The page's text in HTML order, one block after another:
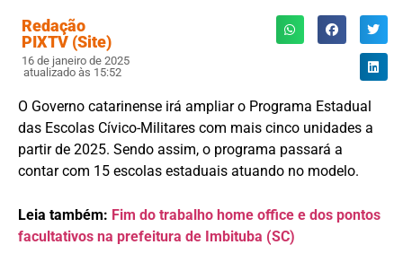
Redação
PIXTV (Site)
16 de janeiro de 2025
atualizado às 15:52
O Governo catarinense irá ampliar o Programa Estadual
das Escolas Cívico-Militares com mais cinco unidades a
partir de 2025. Sendo assim, o programa passará a
contar com 15 escolas estaduais atuando no modelo.
Leia também: Fim do trabalho home office e dos pontos
facultativos na prefeitura de Imbituba (SC)